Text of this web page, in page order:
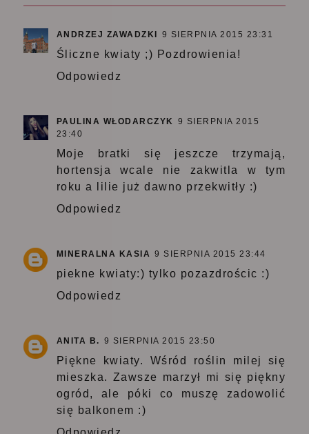
ANDRZEJ ZAWADZKI 9 SIERPNIA 2015 23:31
Śliczne kwiaty ;) Pozdrowienia!
Odpowiedz
PAULINA WŁODARCZYK 9 SIERPNIA 2015
23:40
Moje bratki się jeszcze trzymają,
hortensja wcale nie zakwitla w tym
roku a lilie już dawno przekwitły :)
Odpowiedz
MINERALNA KASIA 9 SIERPNIA 2015 23:44
piekne kwiaty:) tylko pozazdrościc :)
Odpowiedz
ANITA B. 9 SIERPNIA 2015 23:50
Piękne kwiaty. Wśród roślin milej się
mieszka. Zawsze marzył mi się piękny
ogród, ale póki co muszę zadowolić
się balkonem :)